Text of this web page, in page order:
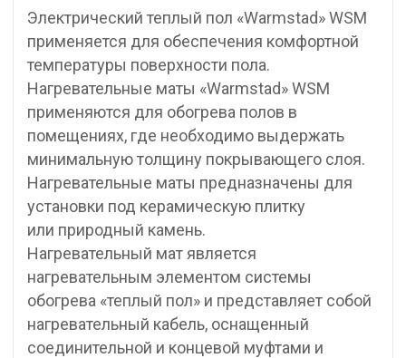
Электрический теплый пол «Warmstad» WSM
применяется для обеспечения комфортной
температуры поверхности пола.
Нагревательные маты «Warmstad» WSM
применяются для обогрева полов в
помещениях, где необходимо выдержать
минимальную толщину покрывающего слоя.
Нагревательные маты предназначены для
установки под керамическую плитку
или природный камень.
Нагревательный мат является
нагревательным элементом системы
обогрева «теплый пол» и представляет собой
нагревательный кабель, оснащенный
соединительной и концевой муфтами и